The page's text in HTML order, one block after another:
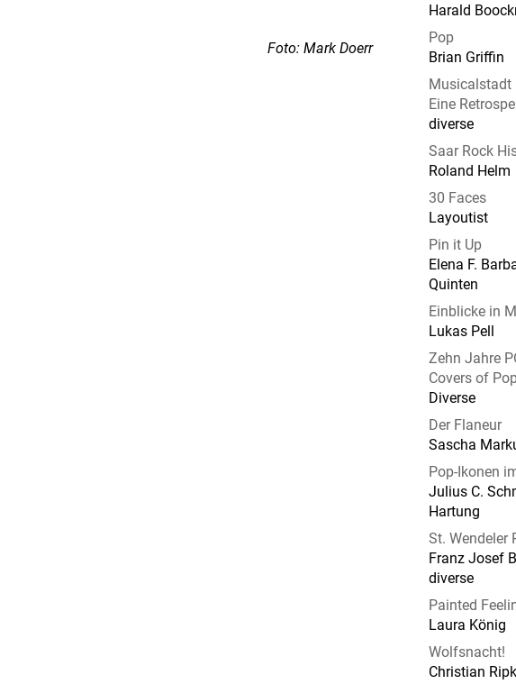
Foto: Mark Doerr
Harald
Pop
Brian Griffin
Musicalstadt
Eine
diverse
Saar Rock
Roland Helm
30 Faces
Layoutist
Pin it Up
Elena F.
Quinten
Einblicke in
Lukas Pell
Zehn Jahre
Covers of
Diverse
Der Flaneur
Sascha
Pop-Ikonen
Julius C.
Hartung
St. Wendeler
Franz Josef
diverse
Painted
Laura König
Wolfsnacht!
Christian